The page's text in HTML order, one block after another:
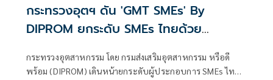
กระทรวงอุตฯ ดัน 'GMT SMEs' By
DIPROM ยกระดับ SMEs ไทยด้วย
ต่อยอดรับแรงแข่งขันการค้าโลก
กระทรวงอุตสาหกรรม โดย กรมส่งเสริมอุตสาหกรรม หรือดี
พร้อม (DIPROM) เดินหน้ายกระดับผู้ประกอบการ SMEs ไทย